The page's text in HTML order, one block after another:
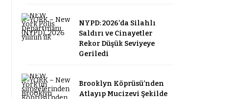
NYPD: 2026’da Silahlı
Saldırı ve Cinayetler
Rekor Düşük Seviyeye
Geriledi
Brooklyn Köprüsü’nden
Atlayıp Mucizevi Şekilde